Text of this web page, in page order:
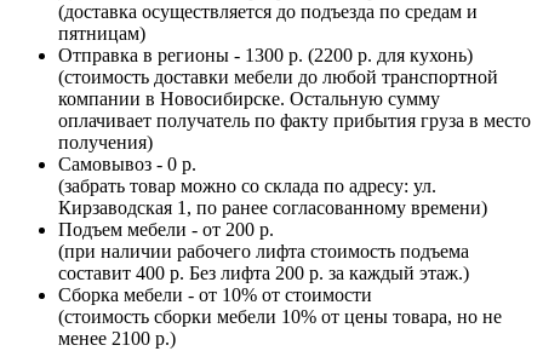
(доставка осуществляется до подъезда по средам и
пятницам)
Отправка в регионы - 1300 р. (2200 р. для кухонь)
(стоимость доставки мебели до любой транспортной
компании в Новосибирске. Остальную сумму
оплачивает получатель по факту прибытия груза в место
получения)
Самовывоз - 0 р.
(забрать товар можно со склада по адресу: ул.
Кирзаводская 1, по ранее согласованному времени)
Подъем мебели - от 200 р.
(при наличии рабочего лифта стоимость подъема
составит 400 р. Без лифта 200 р. за каждый этаж.)
Сборка мебели - от 10% от стоимости
(стоимость сборки мебели 10% от цены товара, но не
менее 2100 р.)